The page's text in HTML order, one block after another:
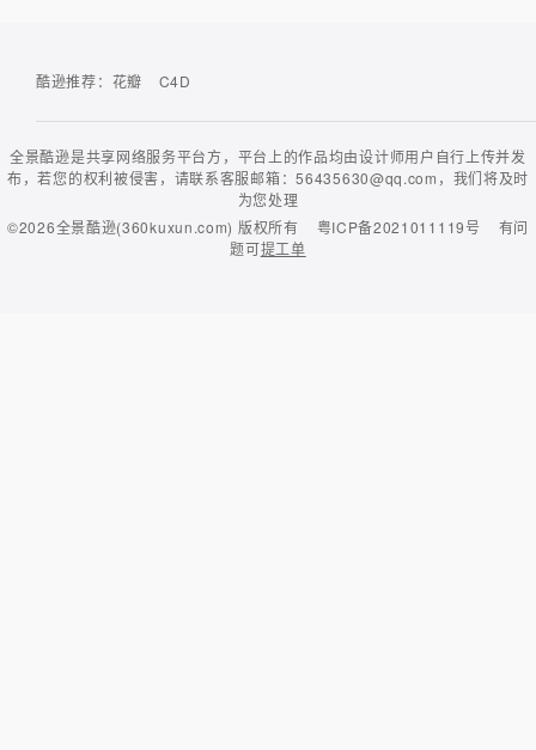
酷逊推荐： 花瓣 C4D
全景酷逊是共享网络服务平台方，平台上的作品均由设计师用户自行上传并发
布，若您的权利被侵害，请联系客服邮箱：56435630@qq.com，我们将及时
为您处理
©2026全景酷逊(360kuxun.com) 版权所有 粤ICP备2021011119号
有问
题可提工单